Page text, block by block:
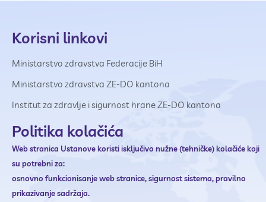
Korisni linkovi
Ministarstvo zdravstva Federacije BiH
Ministarstvo zdravstva ZE-DO kantona
Institut za zdravlje i sigurnost hrane ZE-DO kantona
Politika kolačića
Web stranica Ustanovekoristi isključivo nužne (tehničke) kolačiće koji
su potrebni za:
osnovno funkcionisanje web stranice,sigurnost sistema,pravilno
prikazivanje sadržaja.